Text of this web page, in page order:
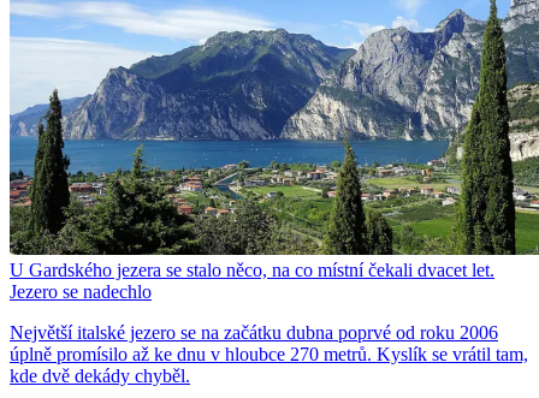
U Gardského jezera se stalo něco, na co místní čekali dvacet let.
Jezero se nadechlo
Největší italské jezero se na začátku dubna poprvé od roku 2006
úplně promísilo až ke dnu v hloubce 270 metrů. Kyslík se vrátil tam,
kde dvě dekády chyběl.